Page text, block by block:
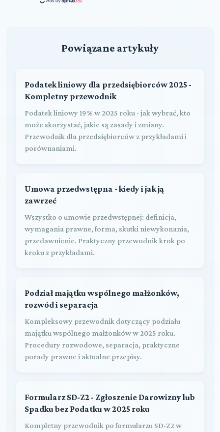
Powiązane artykuły
Podatek liniowy dla przedsiębiorców 2025 -
Kompletny przewodnik
Podatek liniowy 19% w 2025 roku - jak wybrać, kto
może skorzystać, jakie są zasady i zmiany.
Przewodnik dla przedsiębiorców z przykładami i
porównaniami.
Umowa przedwstępna - kiedy i jak ją
zawrzeć
Wszystko o umowie przedwstępnej: definicja,
wymagania prawne, forma, skutki niewykonania,
przedawnienie. Praktyczny przewodnik krok po
kroku z przykładami.
Podział majątku wspólnego małżonków,
rozwód i separacja
Kompleksowy przewodnik dotyczący podziału
majątku wspólnego małżonków w 2025 roku.
Procedury rozwodowe, separacja, praktyczne
porady prawne i aktualne przepisy.
Formularz SD-Z2 - Zgłoszenie Darowizny lub
Spadku bez Podatku w 2025 roku
Kompletny przewodnik po formularzu SD-Z2 w